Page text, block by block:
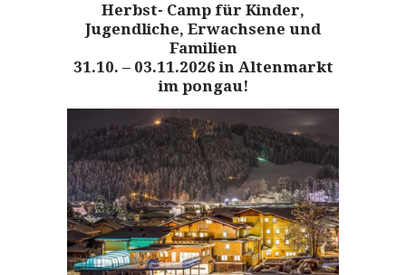
Herbst- Camp für Kinder,
Jugendliche, Erwachsene und
Familien
31.10. – 03.11.2026 in Altenmarkt
im pongau!